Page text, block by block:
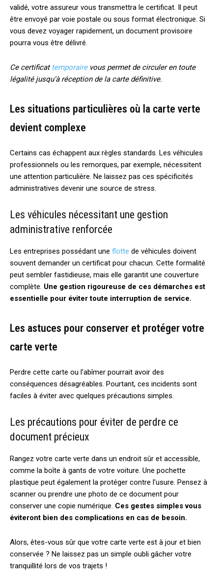
validé, votre assureur vous transmettra le certificat. Il peut
être envoyé par voie postale ou sous format électronique. Si
vous devez voyager rapidement, un document provisoire
pourra vous être délivré.
Ce certificat temporairevous permet de circuler en toute
légalité jusqu’à réception de la carte définitive.
Les situations particulières où la carte verte
devient complexe
Certains cas échappent aux règles standards. Les véhicules
professionnels ou les remorques, par exemple, nécessitent
une attention particulière. Ne laissez pas ces spécificités
administratives devenir une source de stress.
Les véhicules nécessitant une gestion
administrative renforcée
Les entreprises possédant une flotte de véhicules doivent
souvent demander un certificat pour chacun. Cette formalité
peut sembler fastidieuse, mais elle garantit une couverture
complète. Une gestion rigoureuse de ces démarches est
essentielle pour éviter toute interruption de service.
Les astuces pour conserver et protéger votre
carte verte
Perdre cette carte ou l’abîmer pourrait avoir des
conséquences désagréables. Pourtant, ces incidents sont
faciles à éviter avec quelques précautions simples.
Les précautions pour éviter de perdre ce
document précieux
Rangez votre carte verte dans un endroit sûr et accessible,
comme la boîte à gants de votre voiture. Une pochette
plastique peut également la protéger contre l’usure. Pensez à
scanner ou prendre une photo de ce document pour
conserver une copie numérique. Ces gestes simples vous
éviteront bien des complications en cas de besoin.
Alors, êtes-vous sûr que votre carte verte est à jour et bien
conservée ? Ne laissez pas un simple oubli gâcher votre
tranquillité lors de vos trajets !